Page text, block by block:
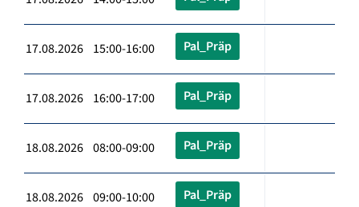
17.08.2026 15:00-16:00 Pal_Präp
17.08.2026 16:00-17:00 Pal_Präp
18.08.2026 08:00-09:00 Pal_Präp
18.08.2026 09:00-10:00 Pal_Präp